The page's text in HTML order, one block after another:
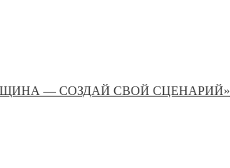
— СОЗДАЙ СВОЙ СЦЕНАРИЙ»